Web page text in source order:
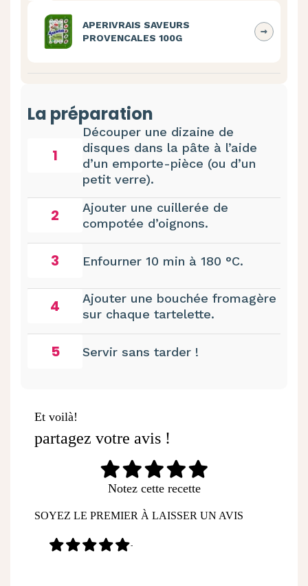
APERIVRAIS SAVEURS
PROVENCALES 100G
La préparation
1
Découper une dizaine de
disques dans la pâte à l’aide
d’un emporte-pièce (ou d’un
petit verre).
2
Ajouter une cuillerée de
compotée d’oignons.
3 Enfourner 10 min à 180 °C.
4
Ajouter une bouchée fromagère
sur chaque tartelette.
5 Servir sans tarder !
Et voilà!
partagez votre avis !
Notez cette recette
SOYEZ LE PREMIER À LAISSER UN AVIS
-